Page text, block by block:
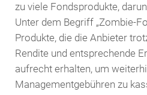
zu viele Fondsprodukte,
Unter dem Begriff „Zombie-
Produkte, die die Anbieter
Rendite und entsprechende
aufrecht erhalten, um
Managementgebühren zu